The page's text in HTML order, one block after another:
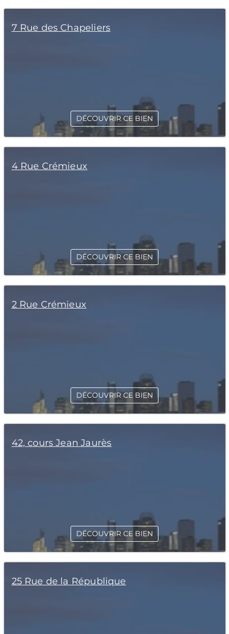
7 Rue des Chapeliers
DÉCOUVRIR CE BIEN
4 Rue Crémieux
DÉCOUVRIR CE BIEN
2 Rue Crémieux
DÉCOUVRIR CE BIEN
42, cours Jean Jaurès
DÉCOUVRIR CE BIEN
25 Rue de la République